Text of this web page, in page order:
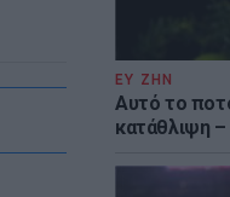
ΕΥ ΖΗΝ
Αυτό το
κατάθλιψη –